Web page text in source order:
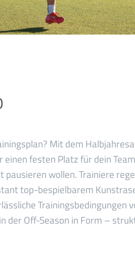
Mit dem
festen Platz für dein
pausieren wollen. Trainiere
top-bespielbarem
Trainingsbedingungen
der Off-Season in Form –